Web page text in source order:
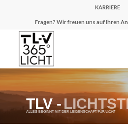
KARRIERE
Fragen? Wir freuen uns auf Ihren
TLV -
ALLES BEGINNT MIT DER LEIDENSCHAFT FÜR LICHT